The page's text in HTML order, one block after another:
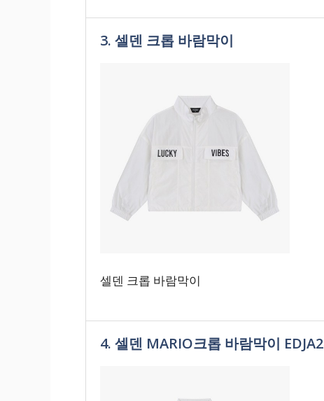
3. 셀덴 크롭 바람막이
셀덴 크롭 바람막이
4. 셀덴 MARIO크롭 바람막이